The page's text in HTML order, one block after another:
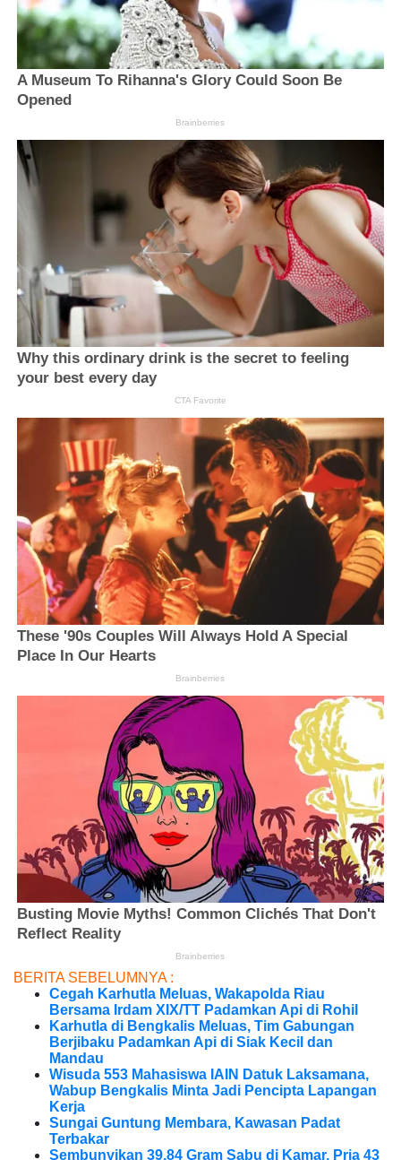
BERITA SEBELUMNYA :
Cegah Karhutla Meluas, Wakapolda Riau
Bersama Irdam XIX/TT Padamkan Api di Rohil
Karhutla di Bengkalis Meluas, Tim Gabungan
Berjibaku Padamkan Api di Siak Kecil dan
Mandau
Wisuda 553 Mahasiswa IAIN Datuk Laksamana,
Wabup Bengkalis Minta Jadi Pencipta Lapangan
Kerja
Sungai Guntung Membara, Kawasan Padat
Terbakar
Sembunyikan 39,84 Gram Sabu di Kamar, Pria 43